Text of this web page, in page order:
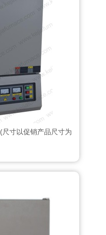
(尺寸以促销产品尺寸为